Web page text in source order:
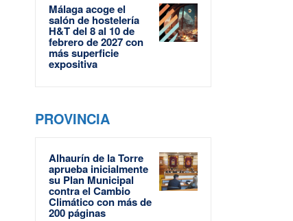
Málaga acoge el
salón de hostelería
H&T del 8 al 10 de
febrero de 2027 con
más superficie
expositiva
PROVINCIA
Alhaurín de la Torre
aprueba inicialmente
su Plan Municipal
contra el Cambio
Climático con más de
200 páginas